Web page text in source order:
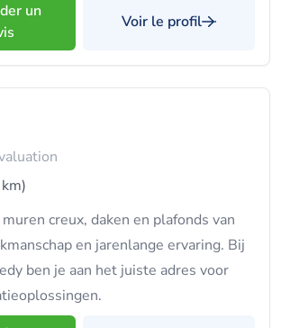
un
Voir le profil
creux, daken en plafonds van
en jarenlange ervaring. Bij
ben je aan het juiste adres voor